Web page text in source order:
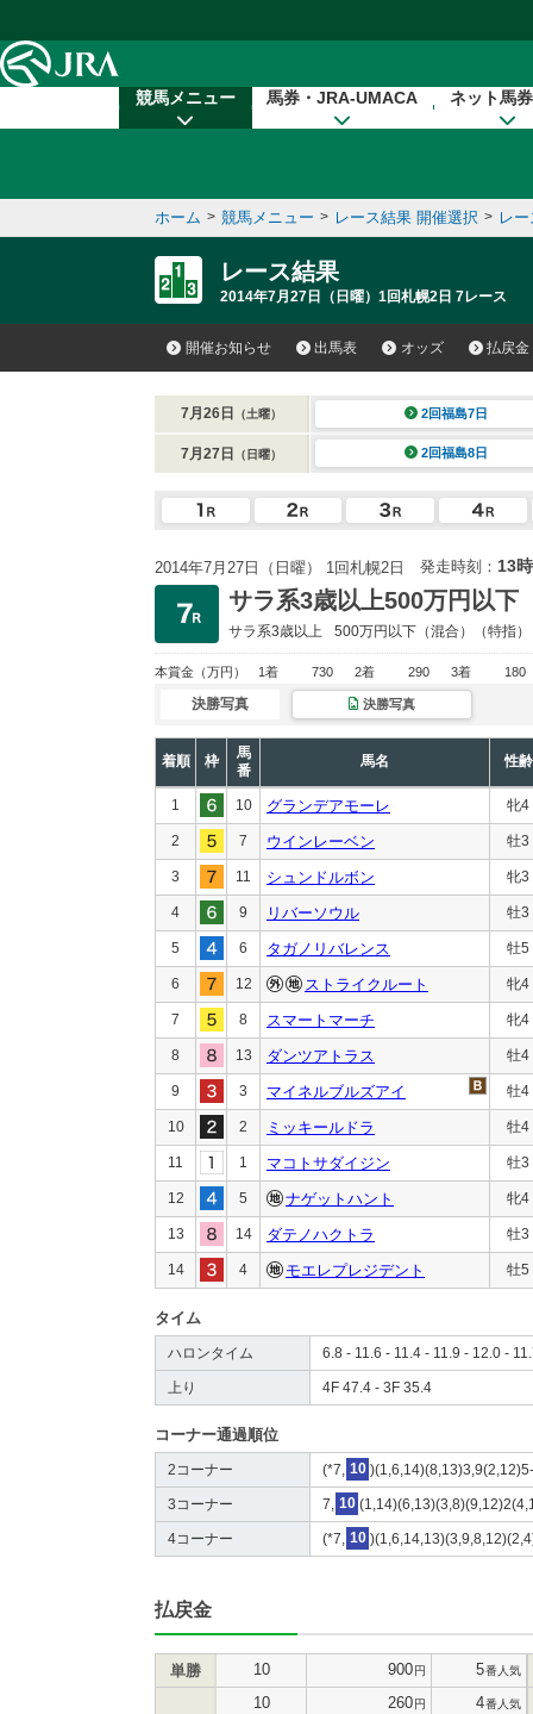
競馬メニュー 馬券・JRA-UMACA ネット馬
ホーム > 競馬メニュー > レース結果 開催選択 > レ
レース結果
2014年7月27日（日曜）1回札幌2日 7レース
開催お知らせ 出馬表 オッズ 払戻金
7月26日 （土曜） 2回福島7日
7月27日 （日曜） 2回福島8日
2014年7月27日（日曜） 1回札幌2日 発走時刻： 13
サラ系3歳以上500万円以下
サラ系3歳以上 500万円以下 （混合）（特指）
本賞金 （万円） 1着 730 2着 290 3着 180
決勝写真 決勝写真
着順 枠
馬
番
馬名 性齢
1 10 グランデアモーレ 牝4
2 7 ウインレーベン 牡3
3 11 シュンドルボン 牝3
4 9 リバーソウル 牡3
5 6 タガノリバレンス 牡5
6 12 ストライクルート 牝4
7 8 スマートマーチ 牝4
8 13 ダンツアトラス 牡4
9 3 マイネルブルズアイ 牡4
10 2 ミッキールドラ 牡4
11 1 マコトサダイジン 牡3
12 5 ナゲットハント 牝4
13 14 ダテノハクトラ 牡3
14 4 モエレプレジデント 牡5
タイム
ハロンタイム 6.8 - 11.6 - 11.4 - 11.9 - 12.0 -
上り 4F 47.4 - 3F 35.4
コーナー通過順位
2コーナー (*7, 10
3コーナー 7, 10
4コーナー (*7, 10
払戻金
単勝 10 900円 5番人気
10 260円 4番人気